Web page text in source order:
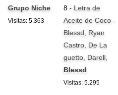
Grupo Niche
Visitas: 5.363
8 - Letra de
Aceite de Coco -
Blessd, Ryan
Castro, De La
guetto, Darell,
Blessd
Visitas: 5.295